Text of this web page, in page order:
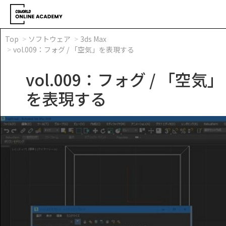
Top ソフトウェア
3ds Max
vol.009：フォグ / 「空気」を表現する
vol.009：フォグ / 「空気」
を表現する